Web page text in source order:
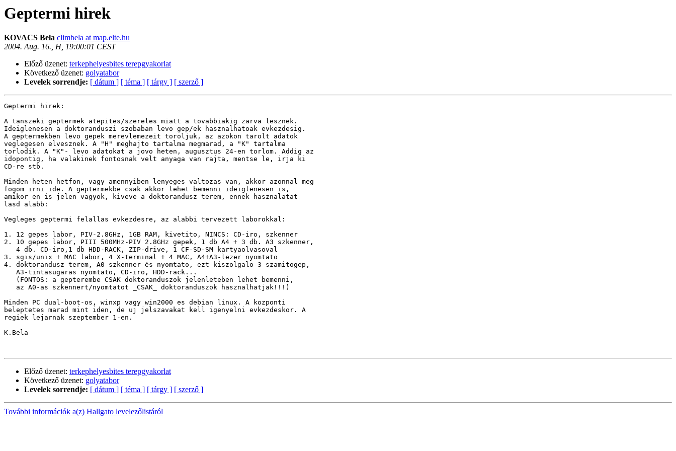
Geptermi hirek
KOVACS Bela climbela at map.elte.hu
2004. Aug. 16., H, 19:00:01 CEST
Előző üzenet: terkephelyesbites terepgyakorlat
Következő üzenet: golyatabor
Levelek sorrendje: [ dátum ] [ téma ] [ tárgy ] [ szerző ]
Geptermi hirek:
A tanszeki geptermek atepites/szereles miatt a tovabbiakig zarva lesznek.
Ideiglenesen a doktoranduszi szobaban levo gep/ek hasznalhatoak evkezdesig.
A geptermekben levo gepek merevlemezeit toroljuk, az azokon tarolt adatok
veglegesen elvesznek. A "H" meghajto tartalma megmarad, a "K" tartalma
torlodik. A "K"- levo adatokat a jovo heten, augusztus 24-en torlom. Addig az
idopontig, ha valakinek fontosnak velt anyaga van rajta, mentse le, irja ki
CD-re stb.
Minden heten hetfon, vagy amennyiben lenyeges valtozas van, akkor azonnal meg
fogom irni ide. A geptermekbe csak akkor lehet bemenni ideiglenesen is,
amikor en is jelen vagyok, kiveve a doktorandusz terem, ennek hasznalatat
lasd alabb:
Vegleges geptermi felallas evkezdesre, az alabbi tervezett laborokkal:
1. 12 gepes labor, PIV-2.8GHz, 1GB RAM, kivetito, NINCS: CD-iro, szkenner
2. 10 gepes labor, PIII 500MHz-PIV 2.8GHz gepek, 1 db A4 + 3 db. A3 szkenner,
   4 db. CD-iro,1 db HDD-RACK, ZIP-drive, 1 CF-SD-SM kartyaolvasoval
3. sgis/unix + MAC labor, 4 X-terminal + 4 MAC, A4+A3-lezer nyomtato
4. doktorandusz terem, A0 szkenner és nyomtato, ezt kiszolgalo 3 szamitogep,
   A3-tintasugaras nyomtato, CD-iro, HDD-rack...
   (FONTOS: a gepterembe CSAK doktoranduszok jelenleteben lehet bemenni,
   az A0-as szkennert/nyomtatot _CSAK_ doktoranduszok hasznalhatjak!!!)
Minden PC dual-boot-os, winxp vagy win2000 es debian linux. A kozponti
beleptetes marad mint iden, de uj jelszavakat kell igenyelni evkezdeskor. A
regiek lejarnak szeptember 1-en.
K.Bela
Előző üzenet: terkephelyesbites terepgyakorlat
Következő üzenet: golyatabor
Levelek sorrendje: [ dátum ] [ téma ] [ tárgy ] [ szerző ]
További információk a(z) Hallgato levelezőlistáról